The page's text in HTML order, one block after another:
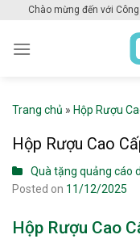
content
Chào mừng đến với
Trang chủ » Hộp Rượu
Hộp Rượu Cao
Quà tặng quảng cáo
Posted on 11/12/2025
Hộp Rượu Cao